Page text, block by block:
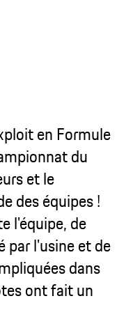
en Formule
du
et le
des équipes !
l'équipe, de
l'usine et de
dans
ont fait un